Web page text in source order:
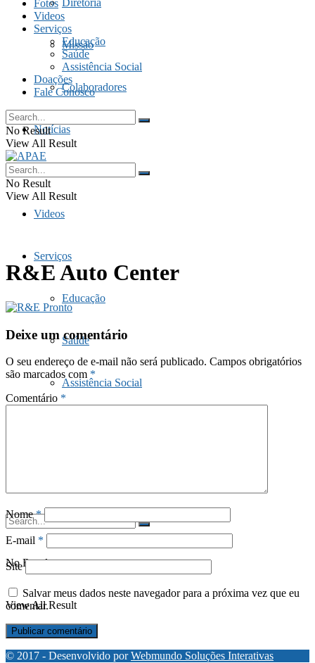
Diretoria
Missão
Colaboradores
Notícias
Fotos
Videos
Serviços
Educação
Saúde
Assistência Social
No Result
View All Result
Fotos
Videos
Serviços
Educação
Saúde
Assistência Social
Doações
Fale Conosco
No Result
View All Result
No Result
View All Result
R&E Auto Center
Deixe um comentário
O seu endereço de e-mail não será publicado. Campos obrigatórios
são marcados com *
Comentário *
Nome*
E-mail *
Site
Salvar meus dados neste navegador para a próxima vez que eu
comentar.
© 2017 - Desenvolvido porWebmundo Soluções Interativas